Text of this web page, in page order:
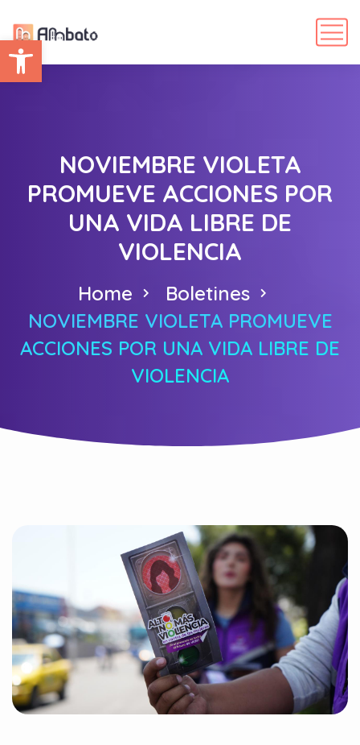
Abrir barra de herramientas
NOVIEMBRE VIOLETA
PROMUEVE ACCIONES POR
UNA VIDA LIBRE DE
VIOLENCIA
Home
Boletines
NOVIEMBRE VIOLETA PROMUEVE
ACCIONES POR UNA VIDA LIBRE DE
VIOLENCIA